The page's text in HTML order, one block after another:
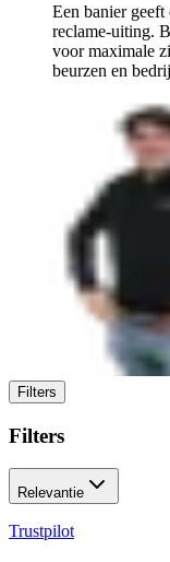
Een banier geeft
reclame-uiting.
voor maximale
beurzen en
Filters
Filters
Relevantie
Trustpilot